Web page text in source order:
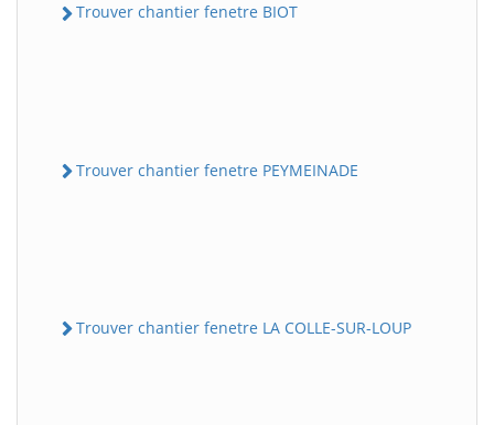
Trouver chantier fenetre BIOT
Trouver chantier fenetre PEYMEINADE
Trouver chantier fenetre LA COLLE-SUR-LOUP